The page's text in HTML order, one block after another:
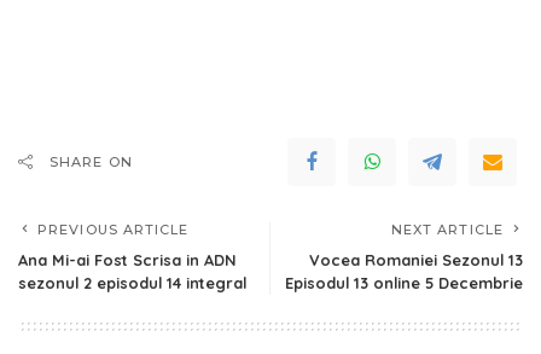
SHARE ON
PREVIOUS ARTICLE
Ana Mi-ai Fost Scrisa in ADN
sezonul 2 episodul 14 integral
NEXT ARTICLE
Vocea Romaniei Sezonul 13
Episodul 13 online 5 Decembrie